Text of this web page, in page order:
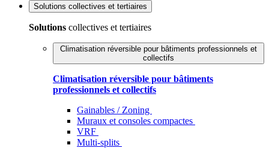
Solutions collectives et tertiaires
Solutions collectives et tertiaires
Climatisation réversible pour bâtiments professionnels et
collectifs
Climatisation réversible pour bâtiments
professionnels et collectifs
Gainables / Zoning
Muraux et consoles compactes
VRF
Multi-splits